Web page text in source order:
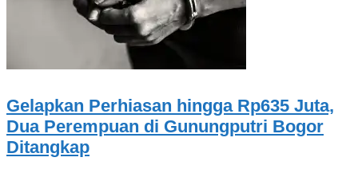
Gelapkan Perhiasan hingga Rp635 Juta,
Dua Perempuan di Gunungputri Bogor
Ditangkap